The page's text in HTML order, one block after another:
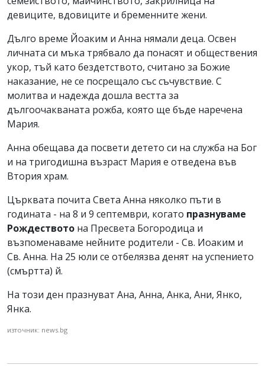
девиците, вдовиците и бременните жени.
Дълго време Йоаким и Анна нямали деца. Освен
личната си мъка трябвало да понасят и обществения
укор, тъй като бездетството, считано за Божие
наказание, не се посрещало със съчувствие. С
молитва и надежда дошла вестта за
дългоочакваната рожба, която ще бъде наречена
Мария.
Анна обещава да посвети детето си на служба на Бог
и на тригодишна възраст Мария е отведена във
Втория храм.
Църквата почита Света Анна няколко пъти в
годината - на 8 и 9 септември, когато празнуваме
Рождеството на Пресвета Богородица и
възпоменаваме нейните родители - Св. Иоаким и
Св. Анна. На 25 юли се отбелязва денят на успението
(смъртта) й.
На този ден празнуват Ана, Анна, Анка, Ани, Янко,
Янка.
източник: news.bg